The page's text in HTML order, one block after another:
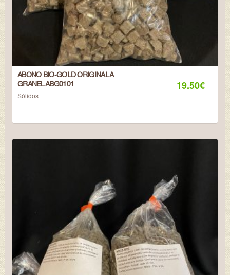
ABONO BIO-GOLD ORIGINAL A
GRANEL ABG0101
Sólidos
19.50€